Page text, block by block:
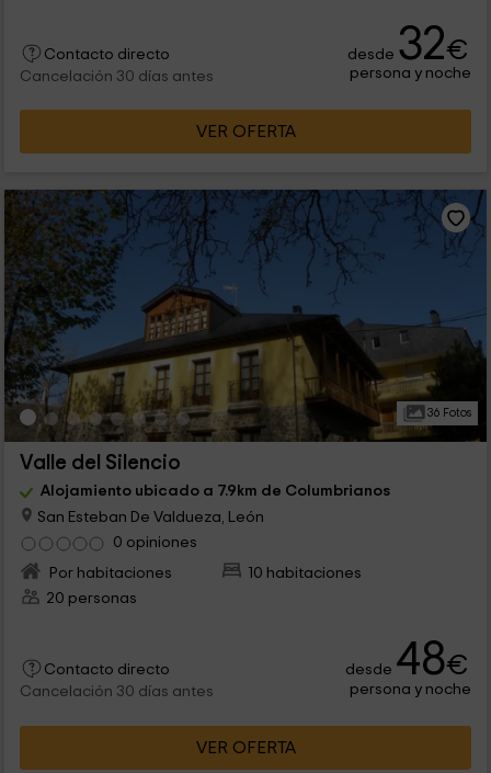
Contacto directo
Cancelación 30 días antes
desde 32€
persona y noche
VER OFERTA
36 Fotos
Valle del Silencio
Alojamiento ubicado a 7.9km de Columbrianos
San Esteban De Valdueza, León
0 opiniones
Por habitaciones
10 habitaciones
20 personas
Contacto directo
Cancelación 30 días antes
desde 48€
persona y noche
VER OFERTA